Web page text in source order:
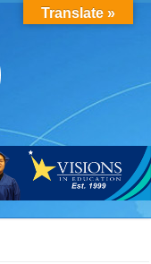
Translate »